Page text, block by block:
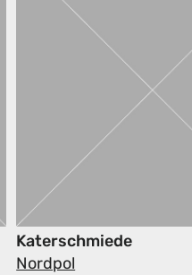
Katerschmiede
Nordpol